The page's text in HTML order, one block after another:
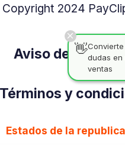
Copyright 2024
Aviso de
Términos y
Estados de la republica
👋
dudas en
ventas